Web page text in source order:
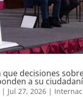
decisiones
a su
| Jul 27, 2026 |